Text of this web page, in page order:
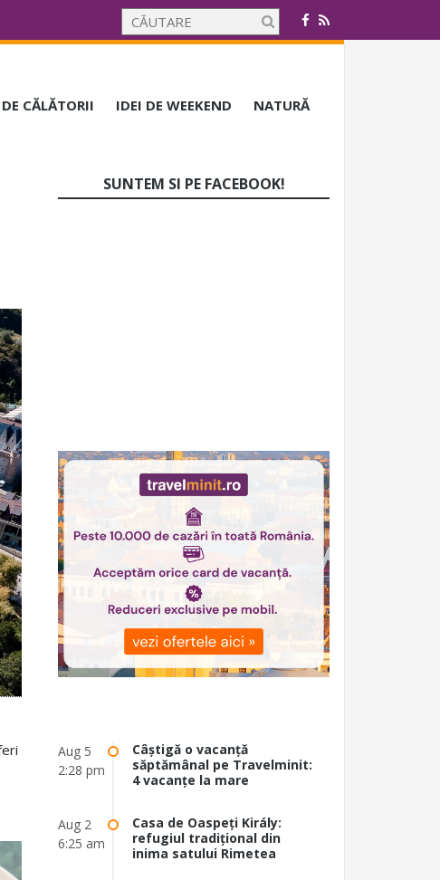
CĂLĂTORII IDEI DE WEEKEND NATURĂ
SUNTEM SI PE FACEBOOK!
Aug 5
2:28 pm
Câștigă o vacanță
săptămânal pe Travelminit:
4 vacanțe la mare
Aug 2
6:25 am
Casa de Oaspeți Király:
refugiul tradițional din
inima satului Rimetea